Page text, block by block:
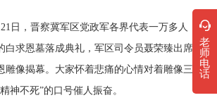
，晋察冀军区党政军各界代表一万多人，
白求恩墓落成典礼，军区司令员聂荣臻出席
雕像揭幕。大家怀着悲痛的心情对着雕像三
神不死”的口号催人振奋。
老
师
电
话